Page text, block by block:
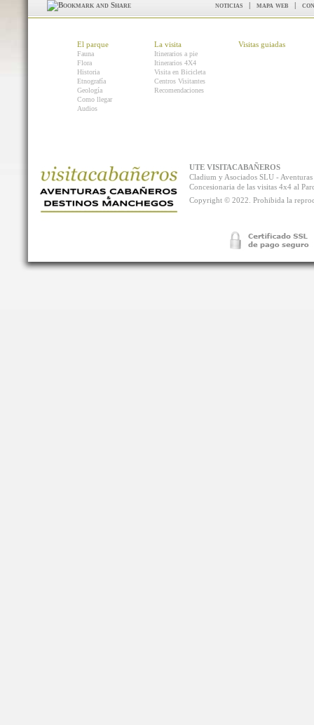
noticias | mapa web |
El parque
Fauna
Flora
Historia
Etnografía
Geología
Como llegar
Audios
La visita
Itinerarios a pie
Itinerarios 4X4
Visita en Bicicleta
Centros Visitantes
Recomendaciones
Visitas guiadas
UTE VISITACABAÑEROS
Cladium y Asociados SLU -
Concesionaria de las visitas 4x4 al
Copyright © 2022. Prohibida la